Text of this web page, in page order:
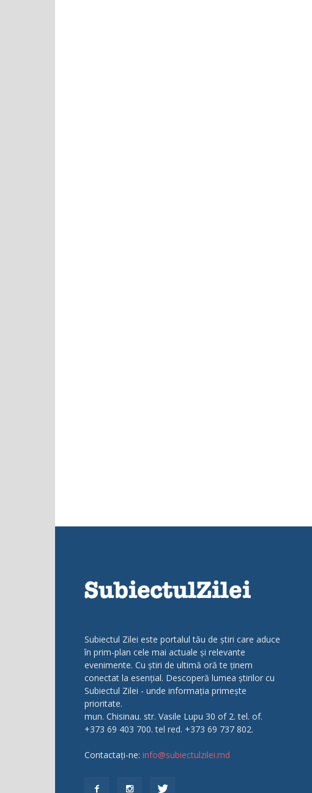
Subiectul Zilei este portalul tău de știri care aduce
în prim-plan cele mai actuale și relevante
evenimente. Cu știri de ultimă oră te ținem
conectat la esențial. Descoperă lumea știrilor cu
Subiectul Zilei - unde informația primește
prioritate.
mun. Chisinau. str. Vasile Lupu 30 of 2. tel. of.
+373 69 403 700. tel red. +373 69 737 802.
Contactați-ne: info@subiectulzilei.md